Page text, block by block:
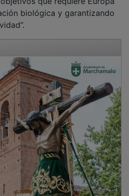
biológica y garantizando